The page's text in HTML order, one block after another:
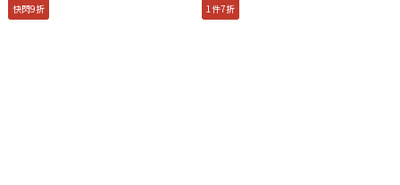
快閃9折 1件7折